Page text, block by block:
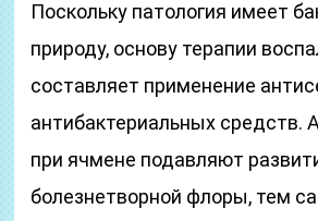
Поскольку патология имеет
природу, основу терапии
составляет применение
антибактериальных средств.
при ячмене подавляют
болезнетворной флоры, тем